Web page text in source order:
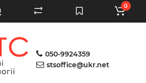
050-9924359
stsoffice@ukr.net
0